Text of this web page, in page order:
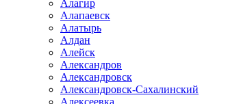
Алагир
Алапаевск
Алатырь
Алдан
Алейск
Александров
Александровск
Александровск-Сахалинский
Алексеевка